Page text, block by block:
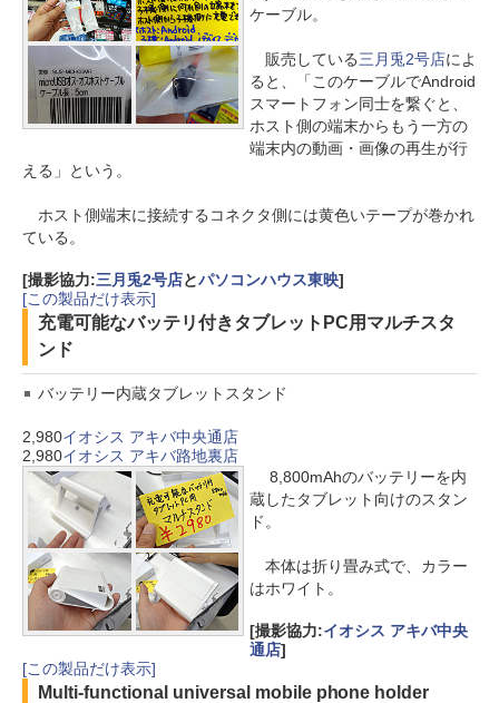
ケーブル。
販売している三月兎2号店によ
ると、「このケーブルでAndroid
スマートフォン同士を繋ぐと、
ホスト側の端末からもう一方の
端末内の動画・画像の再生が行
える」という。
ホスト側端末に接続するコネクタ側には黄色いテープが巻かれ
ている。
[撮影協力:三月兎2号店とパソコンハウス東映]
[この製品だけ表示]
充電可能なバッテリ付きタブレットPC用マルチスタ
ンド
バッテリー内蔵タブレットスタンド
2,980イオシス アキバ中央通店
2,980イオシス アキバ路地裏店
8,800mAhのバッテリーを内
蔵したタブレット向けのスタン
ド。
本体は折り畳み式で、カラー
はホワイト。
[撮影協力:イオシス アキバ中央
通店]
[この製品だけ表示]
Multi-functional universal mobile phone holder